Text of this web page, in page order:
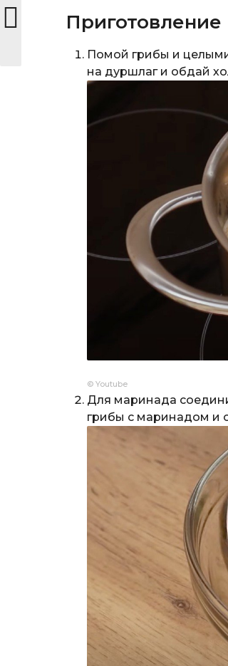
Приготовление
Помой грибы и
на дуршлаг и обдай
© Youtube
Для маринада
грибы с маринадом и